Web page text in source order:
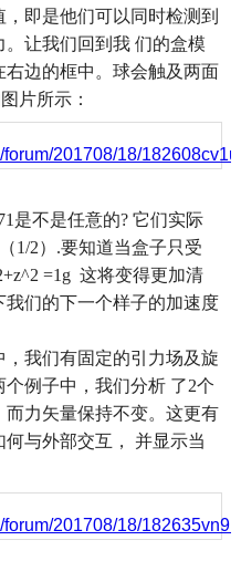
即是他们可以同时检测到
。让我们回到我 们的盒模
右边的框中。球会触及两面
片所示：
是不是任意的?它们实际
（1/2） .要知道当盒子只受
=1g这将变得更加清
我们的下一个样子的加速度
我们有固定的引力场及旋
个例子中，我们分析 了2个
而力矢量保持不变。这更有
与外部交互，
并显示当